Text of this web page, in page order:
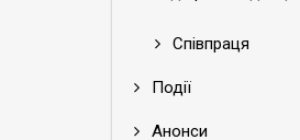
Співпраця
Події
Анонси